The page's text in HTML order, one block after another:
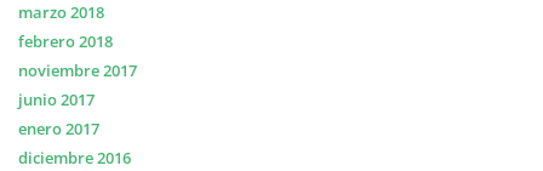
marzo 2018
febrero 2018
noviembre 2017
junio 2017
enero 2017
diciembre 2016